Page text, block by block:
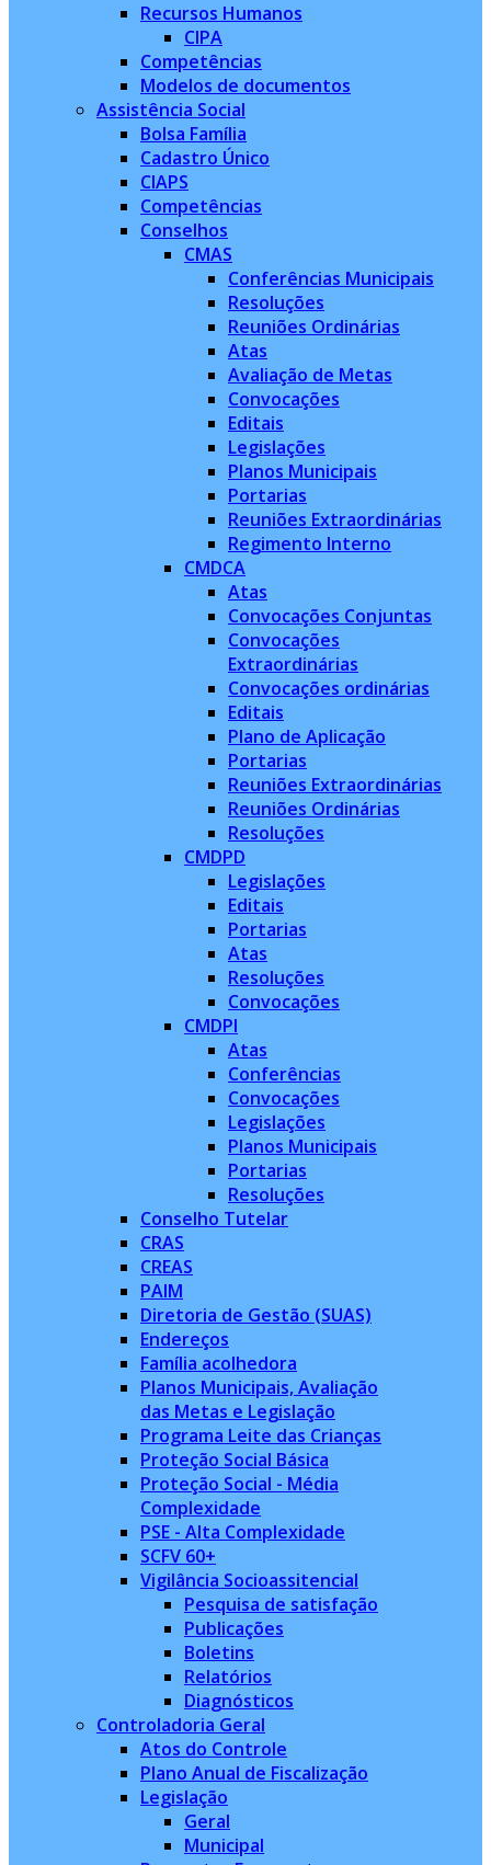
Recursos Humanos
CIPA
Competências
Modelos de documentos
Assistência Social
Bolsa Família
Cadastro Único
CIAPS
Competências
Conselhos
CMAS
Conferências Municipais
Resoluções
Reuniões Ordinárias
Atas
Avaliação de Metas
Convocações
Editais
Legislações
Planos Municipais
Portarias
Reuniões Extraordinárias
Regimento Interno
CMDCA
Atas
Convocações Conjuntas
Convocações
Extraordinárias
Convocações ordinárias
Editais
Plano de Aplicação
Portarias
Reuniões Extraordinárias
Reuniões Ordinárias
Resoluções
CMDPD
Legislações
Editais
Portarias
Atas
Resoluções
Convocações
CMDPI
Atas
Conferências
Convocações
Legislações
Planos Municipais
Portarias
Resoluções
Conselho Tutelar
CRAS
CREAS
PAIM
Diretoria de Gestão (SUAS)
Endereços
Família acolhedora
Planos Municipais, Avaliação
das Metas e Legislação
Programa Leite das Crianças
Proteção Social Básica
Proteção Social - Média
Complexidade
PSE - Alta Complexidade
SCFV 60+
Vigilância Socioassitencial
Pesquisa de satisfação
Publicações
Boletins
Relatórios
Diagnósticos
Controladoria Geral
Atos do Controle
Plano Anual de Fiscalização
Legislação
Geral
Municipal